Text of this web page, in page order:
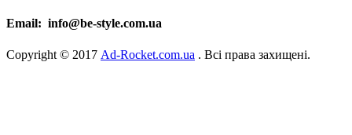
Email: info@be-style.com.ua
Copyright © 2017 Ad-Rocket.com.ua . Всі права захищені.